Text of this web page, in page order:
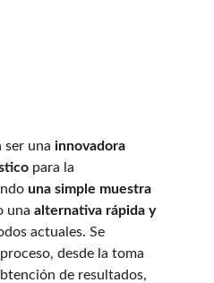
ser una innovadora
para la
una simple muestra
una alternativa rápida y
actuales. Se
desde la toma
de resultados,